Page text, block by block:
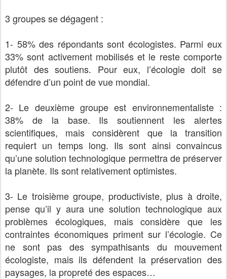
3 groupes se dégagent :
1- 58% des répondants sont écologistes. Parmi eux
33% sont activement mobilisés et le reste comporte
plutôt des soutiens. Pour eux, l’écologie doit se
défendre d’un point de vue mondial.
2- Le deuxième groupe est environnementaliste :
38% de la base. Ils soutiennent les alertes
scientifiques, mais considèrent que la transition
requiert un temps long. Ils sont ainsi convaincus
qu’une solution technologique permettra de préserver
la planète. Ils sont relativement optimistes.
3- Le troisième groupe, productiviste, plus à droite,
pense qu’il y aura une solution technologique aux
problèmes écologiques, mais considère que les
contraintes économiques priment sur l’écologie. Ce
ne sont pas des sympathisants du mouvement
écologiste, mais ils défendent la préservation des
paysages, la propreté des espaces…